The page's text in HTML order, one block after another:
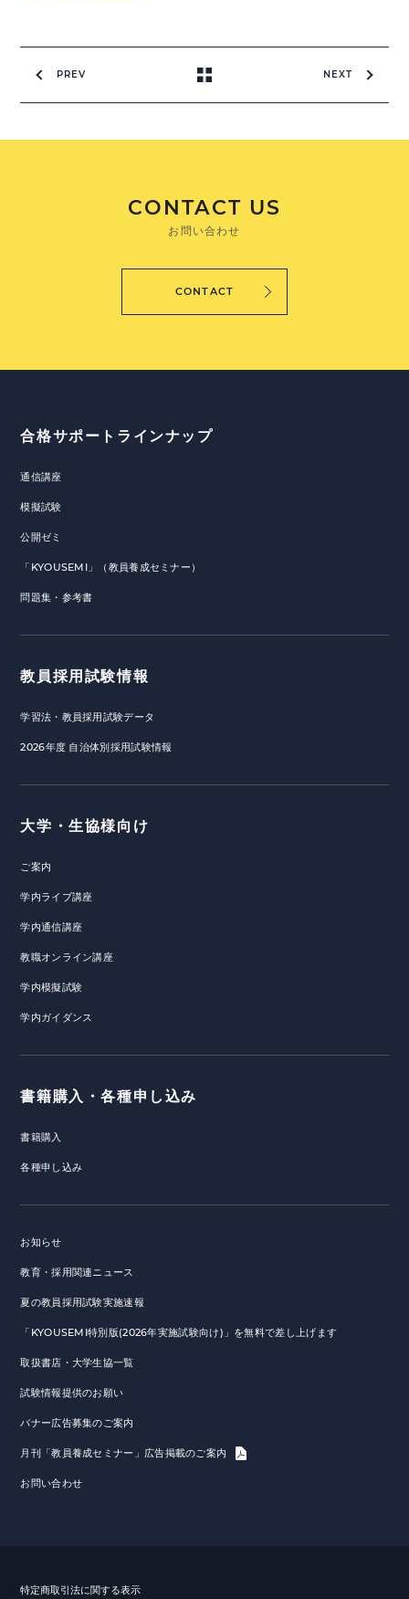
PREV NEXT
CONTACT US
お問い合わせ
CONTACT
合格サポートラインナップ
通信講座
模擬試験
公開ゼミ
「KYOUSEMI」（教員養成セミナー）
問題集・参考書
教員採用試験情報
学習法・教員採用試験データ
2026年度 自治体別採用試験情報
大学・生協様向け
ご案内
学内ライブ講座
学内通信講座
教職オンライン講座
学内模擬試験
学内ガイダンス
書籍購入・各種申し込み
書籍購入
各種申し込み
お知らせ
教育・採用関連ニュース
夏の教員採用試験実施速報
「KYOUSEMI特別版(2026年実施試験向け)」を無料で差し上げます
取扱書店・大学生協一覧
試験情報提供のお願い
バナー広告募集のご案内
月刊「教員養成セミナー」広告掲載のご案内
お問い合わせ
特定商取引法に関する表示